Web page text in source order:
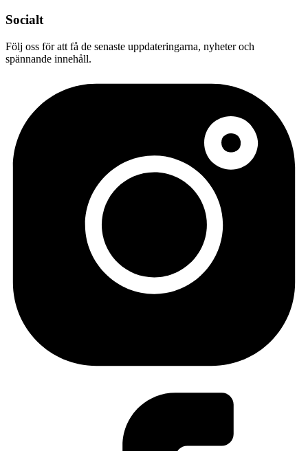
Socialt
Följ oss för att få de senaste uppdateringarna, nyheter och
spännande innehåll.